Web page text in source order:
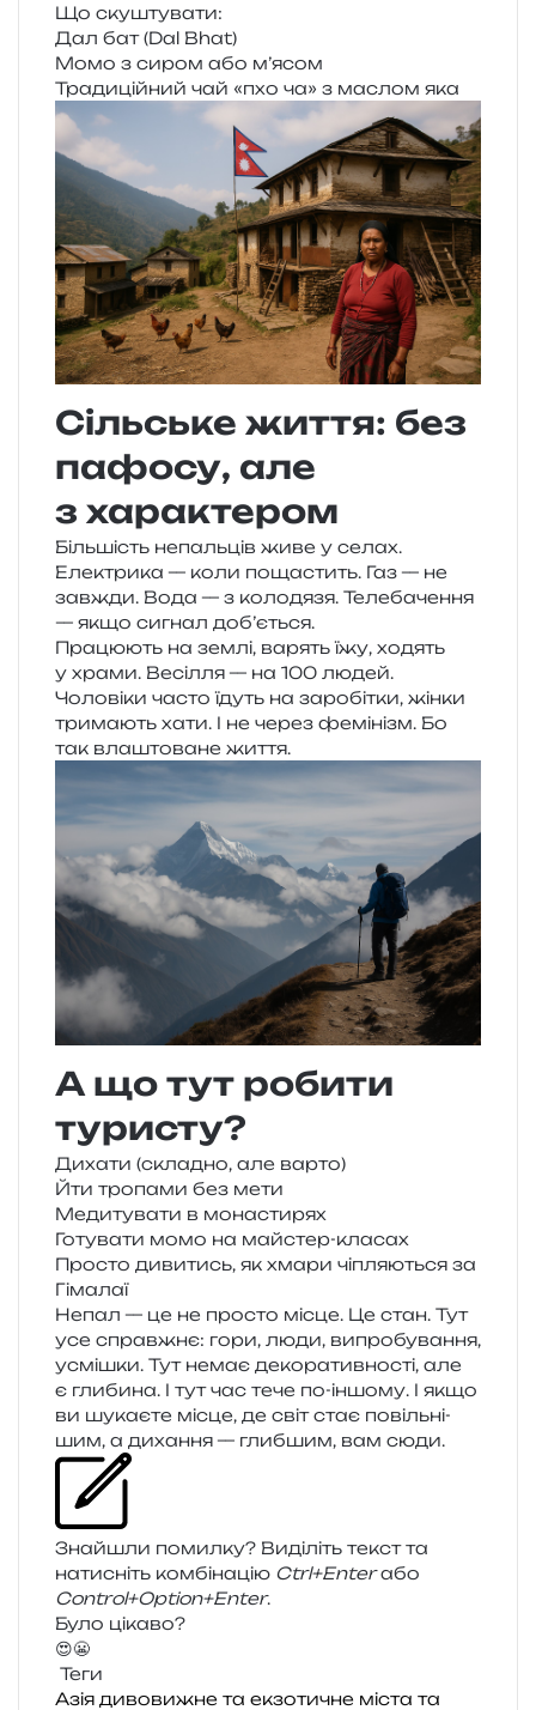
Що ску­шту­ва­ти:
Дал бат (Dal Bhat)
Момо з сиром або м’ясом
Традиційний чай «пхо ча» з маслом яка
Сільське життя: без
пафосу, але
з характером
Більшість непаль­ців живе у селах.
Електрика — коли поща­стить. Газ — не
зав­жди. Вода — з коло­дя­зя. Телебачення
— якщо сигнал доб’ється.
Працюють на землі, варять їжу, ходять
у храми. Весілля — на 100 людей.
Чоловіки часто їдуть на заро­бі­тки, жінки
три­ма­ють хати. І не через фемі­нізм. Бо
так вла­што­ва­не життя.
А що тут робити
туристу?
Дихати (скла­дно, але варто)
Йти тро­па­ми без мети
Медитувати в монастирях
Готувати момо на майстер-класах
Просто диви­тись, як хмари чіпля­ю­ться за
Гімалаї
Непал — це не про­сто місце. Це стан. Тут
усе справ­жнє: гори, люди, випро­бу­ва­н­ня,
усмі­шки. Тут немає деко­ра­тив­но­сті, але
є гли­би­на. І тут час тече по-іншо­му. І якщо
ви шука­є­те місце, де світ стає повіль­ні­
шим, а диха­н­ня — глиб­шим, вам сюди.
Знайшли помил­ку? Виділіть текст та
нати­сніть ком­бі­на­цію Ctrl+Enterабо
Control+Option+Enter.
Було цікаво?
😍😬
Теги
Азія дивовижне та екзотичне міста та